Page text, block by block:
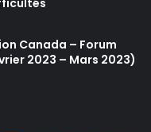
Canada – Forum
2023 – Mars 2023)